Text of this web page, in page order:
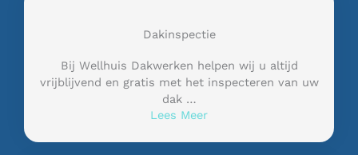
Dakinspectie
Bij Wellhuis Dakwerken helpen wij u altijd
vrijblijvend en gratis met het inspecteren van uw
dak …
Lees Meer